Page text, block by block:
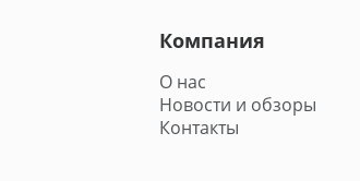
Компания
О нас
Новости и обзоры
Контакты